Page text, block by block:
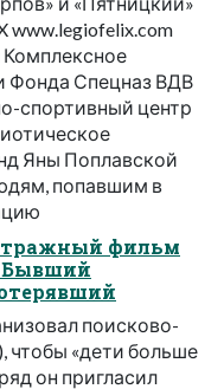
www.legiofelix.com
Комплексное
Фонда Спецназ ВДВ
спортивный центр
Яны Поплавской
попавшим в
фильм
Бывший
поисково-
чтобы «дети больше
он пригласил